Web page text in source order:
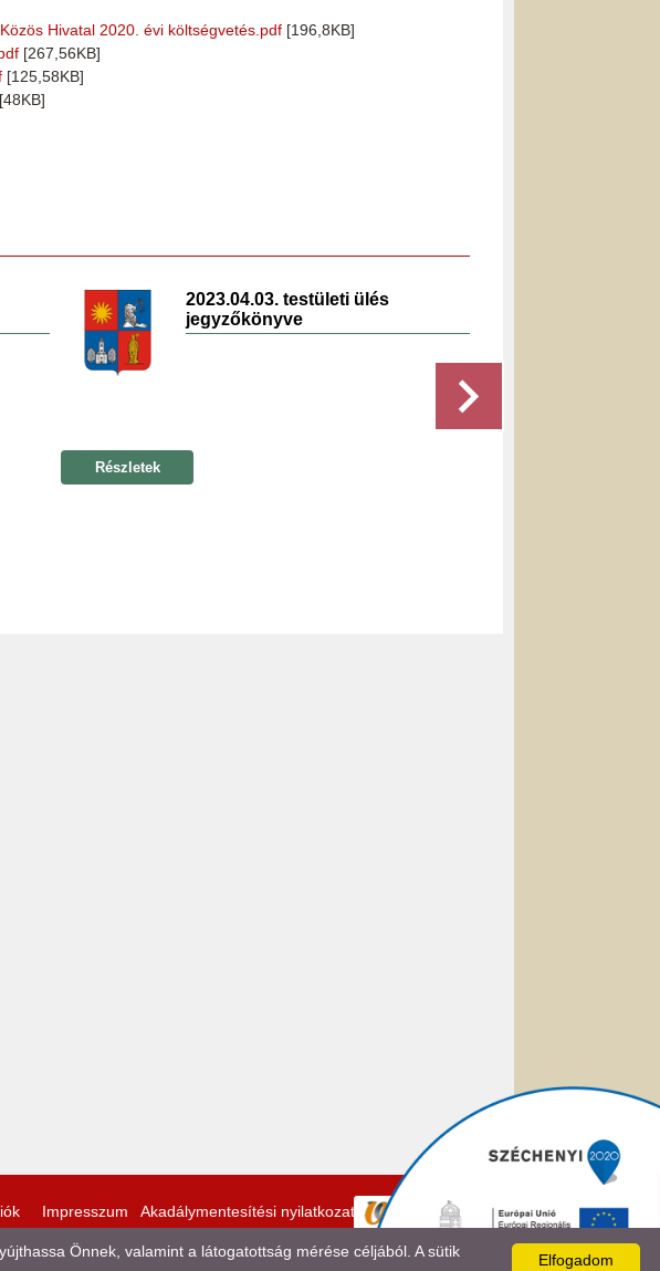
Hivatal 2020. évi költségvetés.pdf [196,8KB]
[267,56KB]
[125,58KB]
[48KB]
2023.04.03. testületi ülés
jegyzőkönyve
Részletek
Impresszum Akadálymentesítési nyilatkozat
Elfogadom
Önnek, valamint a látogatottság mérése céljából. A sütik